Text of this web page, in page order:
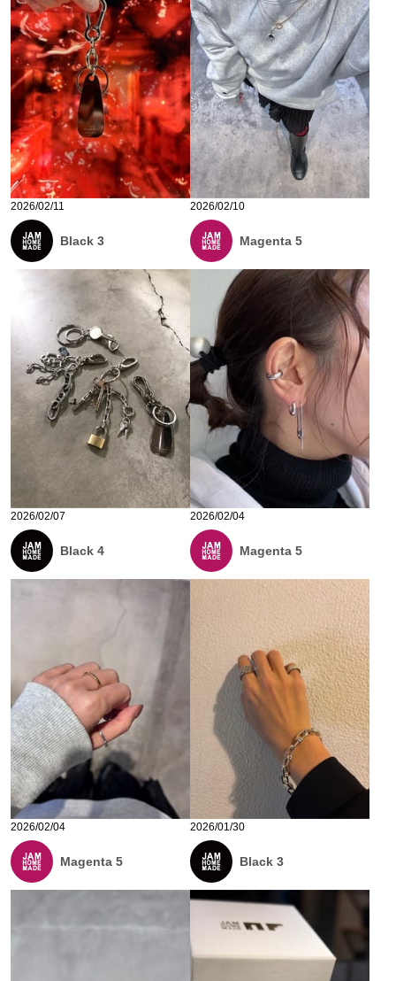
2026/02/11
Black 3
2026/02/10
Magenta 5
2026/02/07
Black 4
2026/02/04
Magenta 5
2026/02/04
Magenta 5
2026/01/30
Black 3